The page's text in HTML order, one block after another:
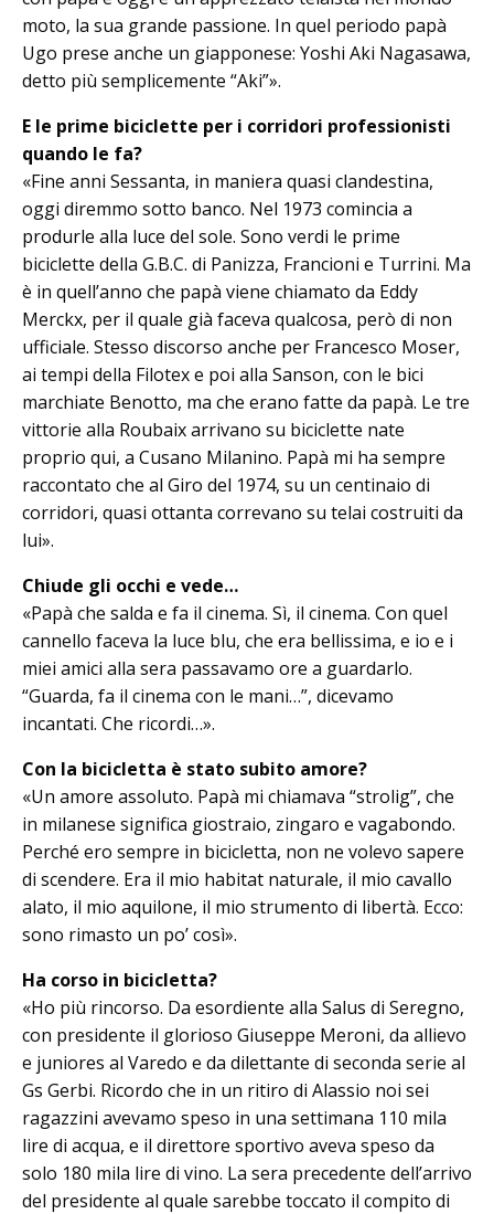
moto, la sua grande passione. In quel periodo papà
Ugo prese anche un giapponese: Yoshi Aki Na­ga­sawa,
detto più semplicemente “Aki”».
E le prime biciclette per i corridori professionisti
quando le fa?
«Fine anni Sessanta, in maniera quasi clandestina,
oggi diremmo sotto banco. Nel 1973 comincia a
produrle alla luce del sole. Sono verdi le prime
biciclette della G.B.C. di Panizza, Francioni e Turrini. Ma
è in quell’anno che papà viene chiamato da Eddy
Merckx, per il quale già faceva qualcosa, però di non
ufficiale. Stesso discorso anche per Francesco Moser,
ai tempi della Fi­lo­tex e poi alla Sanson, con le bici
marchiate Benotto, ma che erano fatte da papà. Le tre
vittorie alla Roubaix arrivano su biciclette nate
proprio qui, a Cusano Milanino. Papà mi ha sempre
raccontato che al Giro del 1974, su un centinaio di
corridori, quasi ottanta correvano su telai costruiti da
lui».
Chiude gli occhi e vede…
«Papà che salda e fa il cinema. Sì, il cinema. Con quel
cannello faceva la lu­ce blu, che era bellissima, e io e i
miei amici alla sera passavamo ore a guardarlo.
“Guarda, fa il cinema con le ma­ni…”, dicevamo
incantati. Che ricordi…».
Con la bicicletta è stato subito amore?
«Un amore assoluto. Papà mi chiamava “strolig”, che
in milanese significa giostraio, zingaro e vagabondo.
Perché ero sempre in bicicletta, non ne volevo sapere
di scendere. Era il mio habitat naturale, il mio cavallo
alato, il mio aquilone, il mio strumento di libertà. Ecco:
sono rimasto un po’ così».
Ha corso in bicicletta?
«Ho più rincorso. Da esordiente alla Salus di Seregno,
con presidente il glorioso Giuseppe Meroni, da allievo
e juniores al Varedo e da dilettante di se­conda serie al
Gs Gerbi. Ricordo che in un ritiro di Alassio noi sei
ragazzini avevamo speso in una settimana 110 mila
lire di acqua, e il direttore sportivo aveva speso da
solo 180 mila lire di vino. La sera precedente dell’arrivo
del presidente al quale sarebbe toccato il compito di